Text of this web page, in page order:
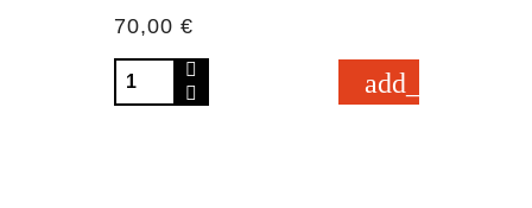
Prezzo
70,00 €